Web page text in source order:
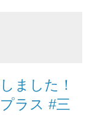
ました！
ラス #三